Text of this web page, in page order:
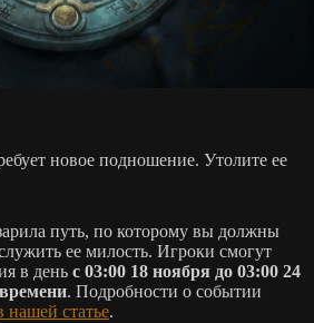
новое подношение. Утолите ее
путь, по которому вы должны
ее милость. Игроки смогут
в день с 03:00 18 ноября до 03:00 24
. Подробности о событии
нашей статье.